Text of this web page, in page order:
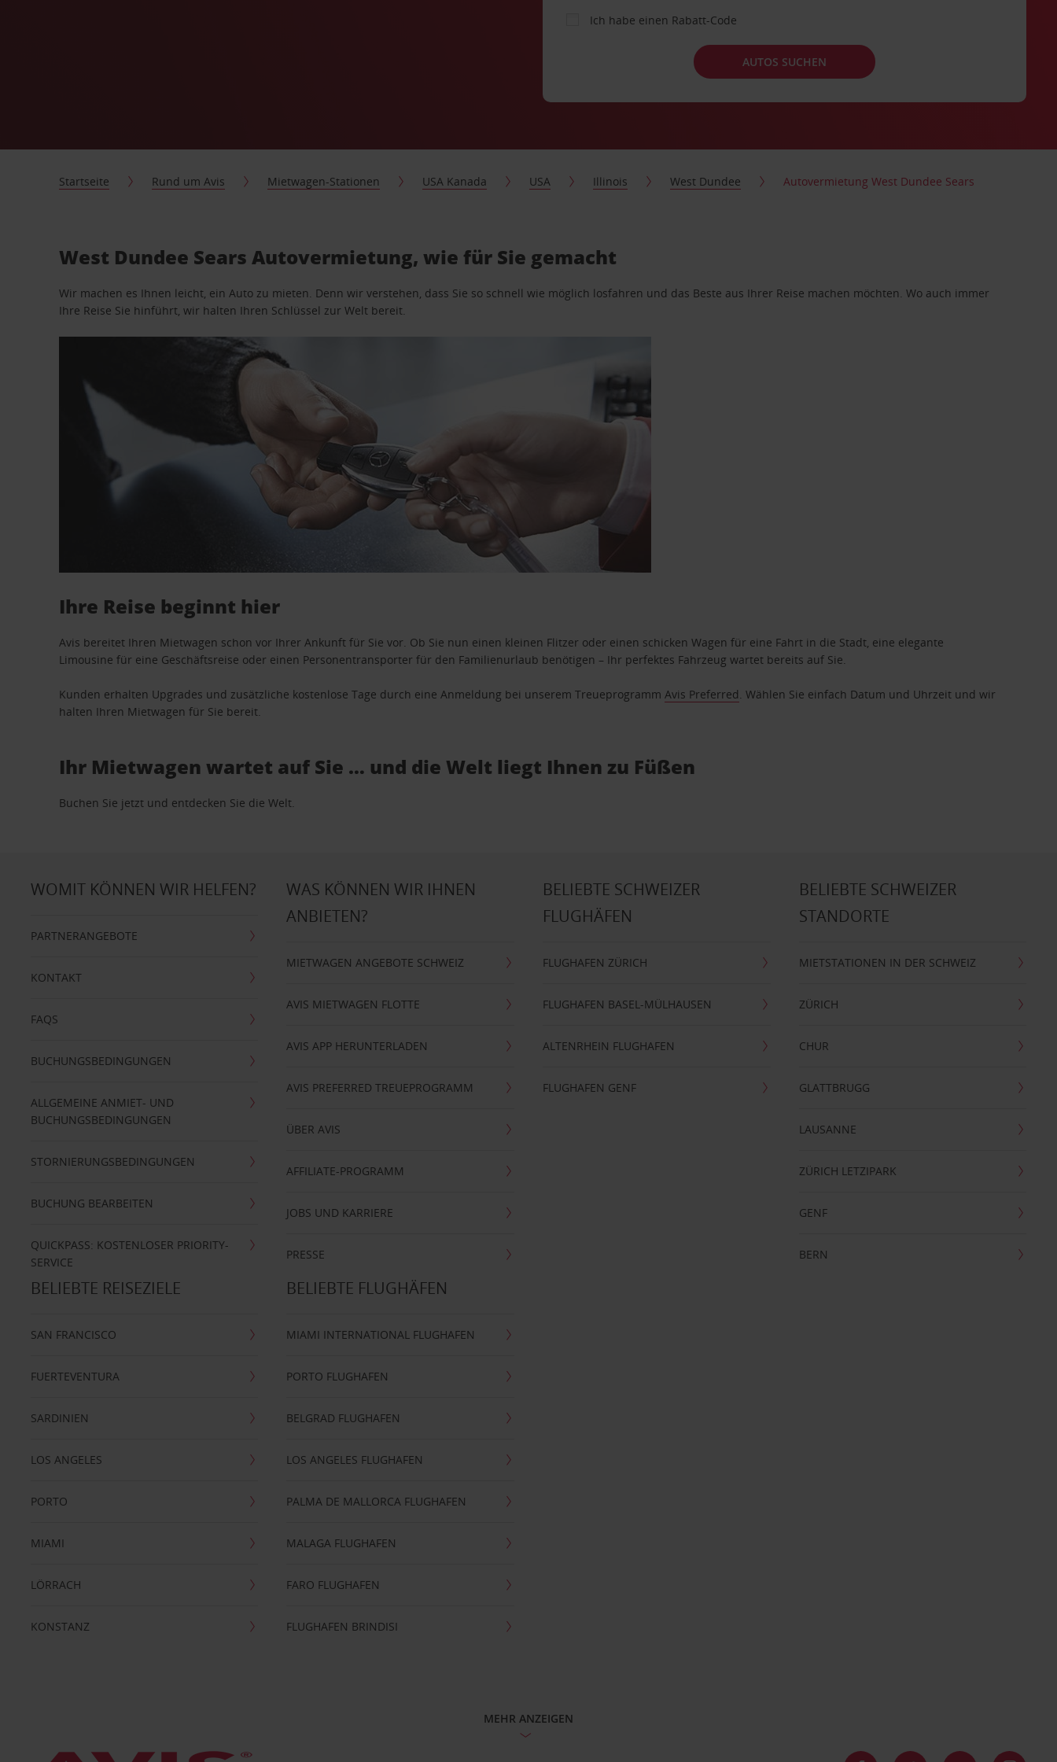
Ich habe einen Rabatt-Code
AUTOS SUCHEN
Startseite Rund um Avis Mietwagen-Stationen USA Kanada USA Illinois West Dundee Autovermietung West Dundee Sears
West Dundee Sears Autovermietung, wie für Sie gemacht
Wir machen es Ihnen leicht, ein Auto zu mieten. Denn wir verstehen, dass Sie so schnell wie möglich losfahren und das Beste aus Ihrer Reise machen möchten. Wo auch immer
Ihre Reise Sie hinführt, wir halten Ihren Schlüssel zur Welt bereit.
Ihre Reise beginnt hier
Avis bereitet Ihren Mietwagen schon vor Ihrer Ankunft für Sie vor. Ob Sie nun einen kleinen Flitzer oder einen schicken Wagen für eine Fahrt in die Stadt, eine elegante
Limousine für eine Geschäftsreise oder einen Personentransporter für den Familienurlaub benötigen – Ihr perfektes Fahrzeug wartet bereits auf Sie.
Kunden erhalten Upgrades und zusätzliche kostenlose Tage durch eine Anmeldung bei unserem TreueprogrammAvis Preferred. Wählen Sie einfach Datum und Uhrzeit und wir
halten Ihren Mietwagen für Sie bereit.
Ihr Mietwagen wartet auf Sie … und die Welt liegt Ihnen zu Füßen
Buchen Sie jetzt und entdecken Sie die Welt.
WOMIT KÖNNEN WIR HELFEN?
PARTNERANGEBOTE
KONTAKT
FAQS
BUCHUNGSBEDINGUNGEN
ALLGEMEINE ANMIET- UND
BUCHUNGSBEDINGUNGEN
STORNIERUNGSBEDINGUNGEN
BUCHUNG BEARBEITEN
QUICKPASS: KOSTENLOSER PRIORITY-
SERVICE
WAS KÖNNEN WIR IHNEN
ANBIETEN?
MIETWAGEN ANGEBOTE SCHWEIZ
AVIS MIETWAGEN FLOTTE
AVIS APP HERUNTERLADEN
AVIS PREFERRED TREUEPROGRAMM
ÜBER AVIS
AFFILIATE-PROGRAMM
JOBS UND KARRIERE
PRESSE
BELIEBTE SCHWEIZER
FLUGHÄFEN
FLUGHAFEN ZÜRICH
FLUGHAFEN BASEL-MÜLHAUSEN
ALTENRHEIN FLUGHAFEN
FLUGHAFEN GENF
BELIEBTE SCHWEIZER
STANDORTE
MIETSTATIONEN IN DER SCHWEIZ
ZÜRICH
CHUR
GLATTBRUGG
LAUSANNE
ZÜRICH LETZIPARK
GENF
BERN
BELIEBTE REISEZIELE
SAN FRANCISCO
FUERTEVENTURA
SARDINIEN
LOS ANGELES
PORTO
MIAMI
LÖRRACH
KONSTANZ
BELIEBTE FLUGHÄFEN
MIAMI INTERNATIONAL FLUGHAFEN
PORTO FLUGHAFEN
BELGRAD FLUGHAFEN
LOS ANGELES FLUGHAFEN
PALMA DE MALLORCA FLUGHAFEN
MALAGA FLUGHAFEN
FARO FLUGHAFEN
FLUGHAFEN BRINDISI
MEHR ANZEIGEN